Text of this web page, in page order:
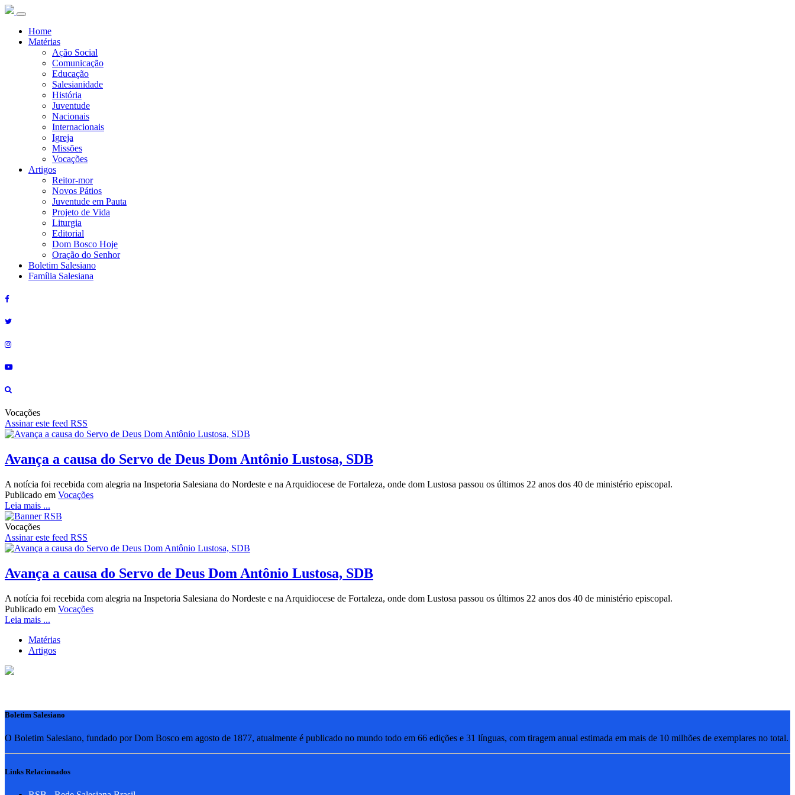
Home
Matérias
Ação Social
Comunicação
Educação
Salesianidade
História
Juventude
Nacionais
Internacionais
Igreja
Missões
Vocações
Artigos
Reitor-mor
Novos Pátios
Juventude em Pauta
Projeto de Vida
Liturgia
Editorial
Dom Bosco Hoje
Oração do Senhor
Boletim Salesiano
Família Salesiana
Vocações
Assinar este feed RSS
Avança a causa do Servo de Deus Dom Antônio Lustosa, SDB
A notícia foi recebida com alegria na Inspetoria Salesiana do Nordeste e na Arquidiocese de Fortaleza, onde dom Lustosa passou os últimos 22 anos dos 40 de ministério episcopal.
Publicado em Vocações
Leia mais ...
Vocações
Assinar este feed RSS
Avança a causa do Servo de Deus Dom Antônio Lustosa, SDB
A notícia foi recebida com alegria na Inspetoria Salesiana do Nordeste e na Arquidiocese de Fortaleza, onde dom Lustosa passou os últimos 22 anos dos 40 de ministério episcopal.
Publicado em Vocações
Leia mais ...
Matérias
Artigos
Boletim Salesiano
O Boletim Salesiano, fundado por Dom Bosco em agosto de 1877, atualmente é publicado no mundo todo em 66 edições e 31 línguas, com tiragem anual estimada em mais de 10 milhões de exemplares no total.
Links Relacionados